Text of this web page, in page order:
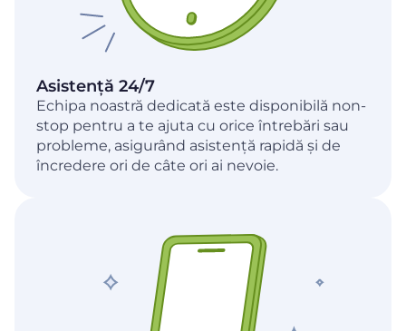
Asistență 24/7
Echipa noastră dedicată este disponibilă non-
stop pentru a te ajuta cu orice întrebări sau
probleme, asigurând asistență rapidă și de
încredere ori de câte ori ai nevoie.